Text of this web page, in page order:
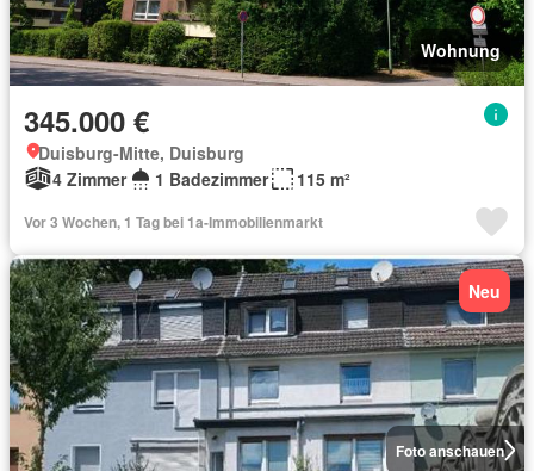
Wohnung
345.000 €
Duisburg-Mitte, Duisburg
4 Zimmer
1 Badezimmer 115 m²
Vor 3 Wochen, 1 Tag bei 1a-Immobilienmarkt
Foto anschauen
Neu